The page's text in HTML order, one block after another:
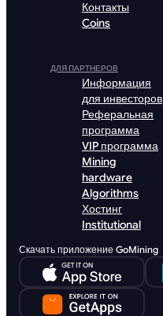
Контакты
Coins
ДЛЯ ПАРТНЕРОВ
Информация
для инвесторов
Реферальная
программа
VIP программа
Mining
hardware
Algorithms
Хостинг
Institutional
Скачать приложение GoMining